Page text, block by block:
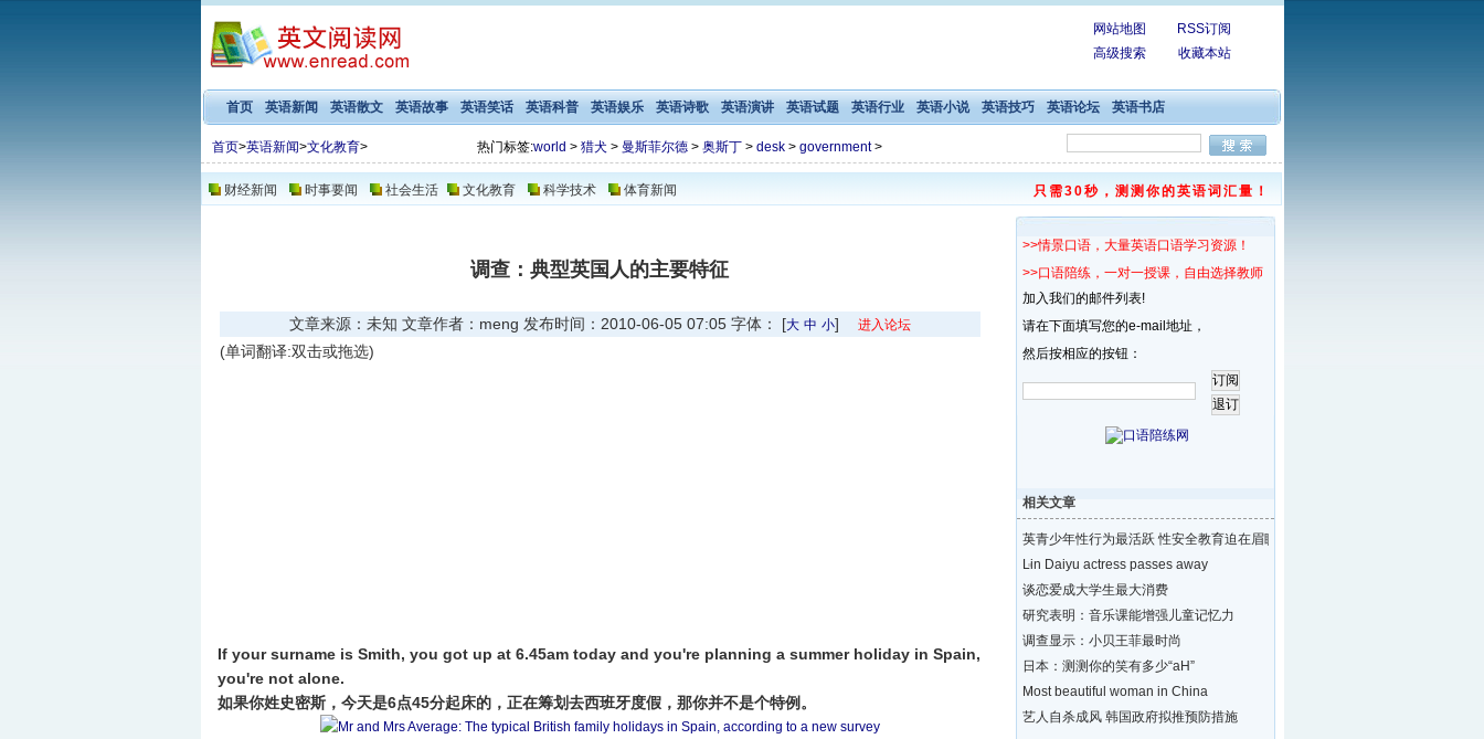
网站地图
RSS订阅
高级搜索
收藏本站
首页 英语新闻 英语散文 英语故事 英语笑话 英语科普 英语娱乐 英语诗歌 英语演讲 英语试题 英语行业 英语小说 英语技巧 英语论坛 英语书店
首页>英语新闻>文化教育> 热门标签:world > 猎犬 > 曼斯菲尔德> 奥斯丁> desk> government>
财经新闻 时事要闻 社会生活 文化教育 科学技术 体育新闻 只需30秒，测测你的英语词汇量！
调查：典型英国人的主要特征
文章来源：未知 文章作者：meng 发布时间：2010-06-05 07:05 字体： [大 中 小] 进入论坛
(单词翻译:双击或拖选)
If your surname is Smith, you got up at 6.45am today and you're planning a summer holiday in Spain,
you're not alone.
如果你姓史密斯，今天是6点45分起床的，正在筹划去西班牙度假，那你并不是个特例。
>>情景口语，大量英语口语学习资源！
>>口语陪练，一对一授课，自由选择教师！
加入我们的邮件列表!
请在下面填写您的e-mail地址，
然后按相应的按钮：
相关文章
英青少年性行为最活跃 性安全教育迫在眉睫
Lin Daiyu actress passes away
谈恋爱成大学生最大消费
研究表明：音乐课能增强儿童记忆力
调查显示：小贝王菲最时尚
日本：测测你的笑有多少“aH”
Most beautiful woman in China
艺人自杀成风 韩国政府拟推预防措施